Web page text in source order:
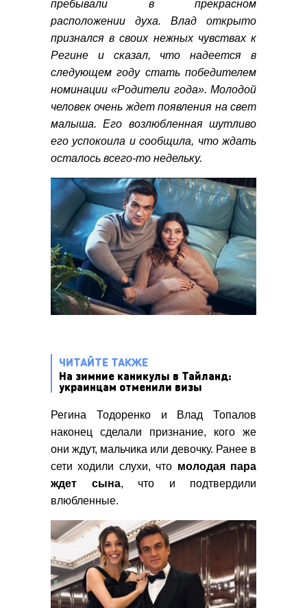
пребывали в прекрасном
расположении духа. Влад открыто
признался в своих нежных чувствах к
Регине и сказал, что надеется в
следующем году стать победителем
номинации «Родители года». Молодой
человек очень ждет появления на свет
малыша. Его возлюбленная шутливо
его успокоила и сообщила, что ждать
осталось всего-то недельку.
ЧИТАЙТЕ ТАКЖЕ
На зимние каникулы в Тайланд:
украинцам отменили визы
Регина Тодоренко и Влад Топалов
наконец сделали признание, кого же
они ждут, мальчика или девочку. Ранее в
сети ходили слухи, что молодая пара
ждет сына, что и подтвердили
влюбленные.